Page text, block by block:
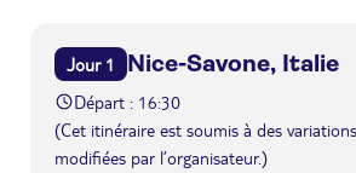
Jour 1 Nice-Savone, Italie
Départ : 16:30
(Cet itinéraire est soumis à des
modifiées par l’organisateur.)